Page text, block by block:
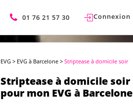
01 76 21 57 30 Connexion
EVG > EVG à Barcelone >Striptease à domicile soir
Striptease à domicile soir
pour mon EVG à Barcelone